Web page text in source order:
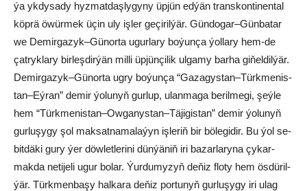
ýa yk­dy­sa­dy hyz­mat­daş­ly­gy­ny üp­jün ed­ýän trans­kon­ti­nen­tal
köp­rä öwür­mek üçin uly iş­ler ge­çi­ril­ýär. Gün­do­gar–Gün­ba­tar
we De­mir­ga­zyk–Gü­nor­ta ugur­la­ry bo­ýun­ça ýol­la­ry hem-de
çat­ryk­la­ry bir­leş­dir­ýän mil­li üp­jün­çi­lik ul­ga­my bar­ha gi­ňel­dil­ýär.
De­mir­ga­zyk–Gü­nor­ta ug­ry bo­ýun­ça “Ga­za­gys­tan–Türk­me­nis­
tan–Eý­ran” de­mir ýo­lu­nyň gur­lup, ulan­ma­ga be­ril­me­gi, şeý­le
hem “Türk­me­nis­tan–Ow­ga­nys­tan–Tä­ji­gis­tan” de­mir ýo­lu­nyň
gur­lu­şy­gy şol mak­sat­na­ma­la­ýyn iş­le­riň bir bö­le­gi­dir. Bu ýol se­
bit­dä­ki gu­ry ­ýer döw­let­le­ri­ni dün­ýä­niň iri ba­zar­la­ry­na çy­kar­
mak­da ne­ti­je­li ugur bo­lar. Ýur­du­my­zyň de­ňiz flo­ty hem ös­dü­ril­
ýär. Türk­men­ba­şy hal­ka­ra de­ňiz por­tu­nyň gur­lu­şy­gy iri ulag